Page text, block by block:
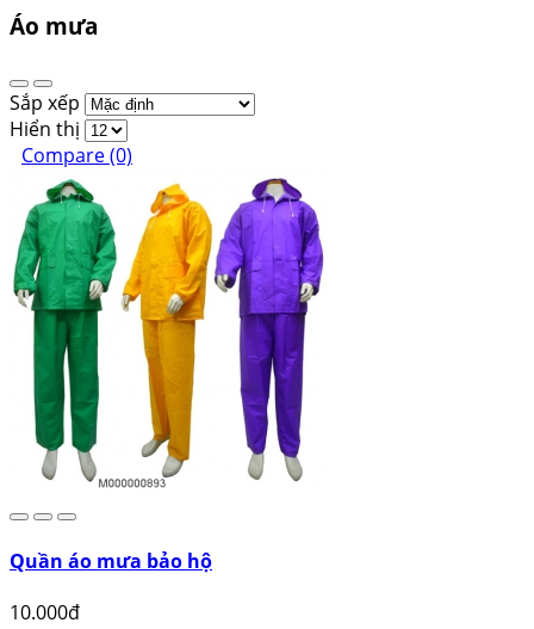
Áo mưa
Sắp xếp
Hiển thị
Compare (0)
Quần áo mưa bảo hộ
10.000đ